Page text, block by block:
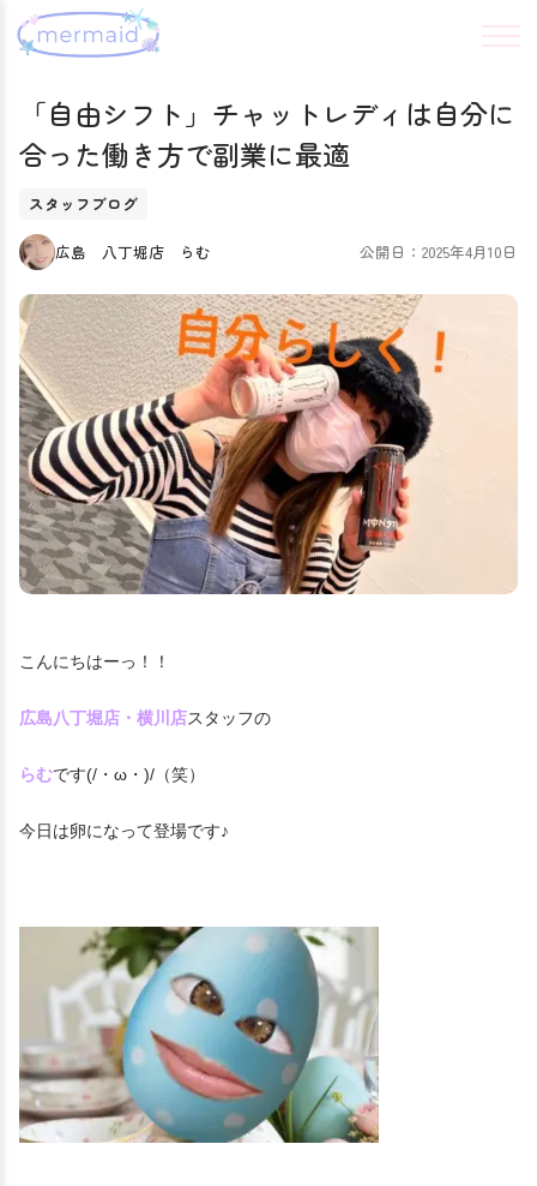
「自由シフト」チャットレディは自分に
合った働き方で副業に最適
スタッフブログ
広島 八丁堀店 らむ 公開日：2025年4月10日
こんにちはーっ！！
広島八丁堀店・横川店スタッフの
らむです(/・ω・)/（笑）
今日は卵になって登場です♪